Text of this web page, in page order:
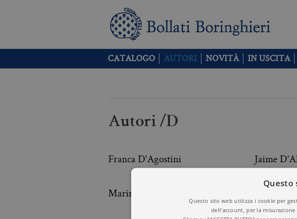
CATALOGO AUTORI NOVITÀ IN USCITA
Autori /D
Franca D'Agostini Jaime
Marina D'Angelo
Questo
Questo sito web utilizza i cookie per
dell'account, per la